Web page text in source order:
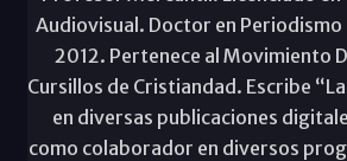
Audiovisual. Doctor en Periodismo
2012. Pertenece al Movimiento
Cursillos de Cristiandad. Escribe
en diversas publicaciones
como colaborador en diversos